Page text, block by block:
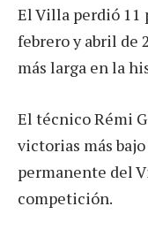
El Villa perdió 11
febrero y abril de
más larga en la
El técnico Rémi
victorias más
permanente del
competición.